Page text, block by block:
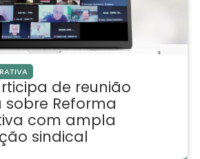
de reunião
Reforma
com ampla
sindical